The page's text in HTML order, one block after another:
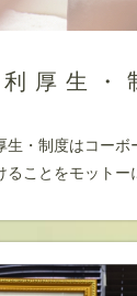
厚生・
生・制度はコー
ることをモットー